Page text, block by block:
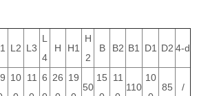
L2 L3
L
4
H H1
H
2
B B2 B1 D1 D2 4-d
10 11
6 26 19
50
15
11
110
10
85 /